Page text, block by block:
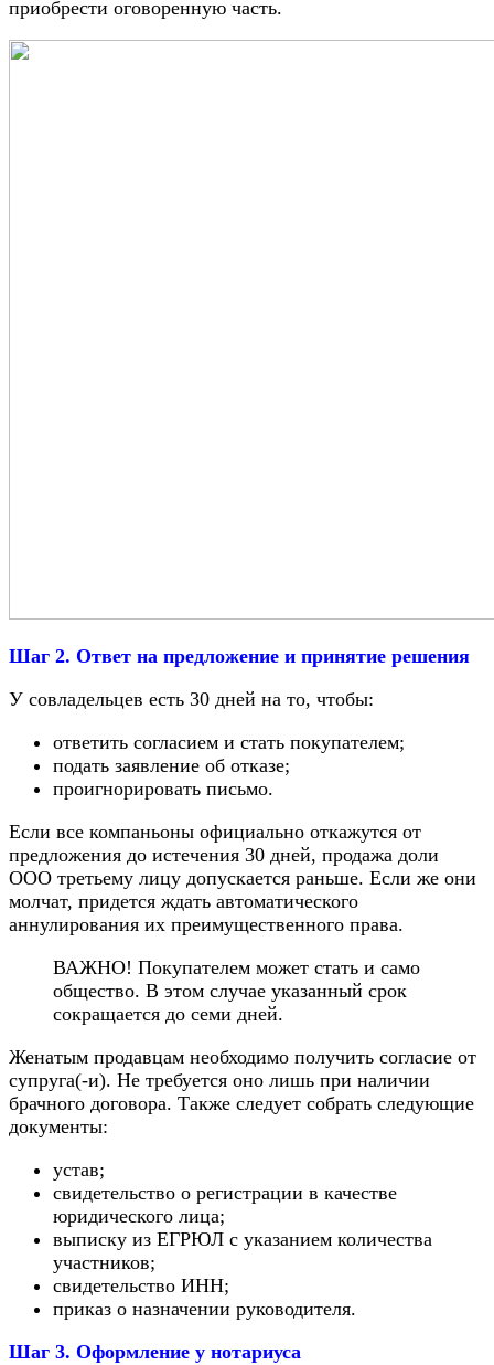
приобрести оговоренную часть.
Шаг 2. Ответ на предложение и принятие решения
У совладельцев есть 30 дней на то, чтобы:
ответить согласием и стать покупателем;
подать заявление об отказе;
проигнорировать письмо.
Если все компаньоны официально откажутся от
предложения до истечения 30 дней, продажа доли
ООО третьему лицу допускается раньше. Если же они
молчат, придется ждать автоматического
аннулирования их преимущественного права.
ВАЖНО! Покупателем может стать и само
общество. В этом случае указанный срок
сокращается до семи дней.
Женатым продавцам необходимо получить согласие от
супруга(-и). Не требуется оно лишь при наличии
брачного договора. Также следует собрать следующие
документы:
устав;
свидетельство о регистрации в качестве
юридического лица;
выписку из ЕГРЮЛ с указанием количества
участников;
свидетельство ИНН;
приказ о назначении руководителя.
Шаг 3. Оформление у нотариуса